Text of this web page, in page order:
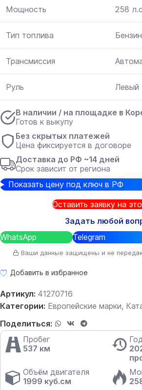
Мощность 258
Тип топлива Бензин
Трансмиссия
Руль Левый
В наличии / на площадке в
Готов к выкупу
Без скрытых платежей
Цена фиксируется в договоре
Доставка до РФ ~14 дней
Срок зависит от региона
Показать цену под ключ в РФ
Оставить заявку на
Задать любой
WhatsApp
Telegram
Ваши данные защищены и не
Добавить в избранное
Артикул: 41270716
Категории: Европейские марки,
Поделиться:
Пробег
537 км
Объём двигателя
1999 куб.см